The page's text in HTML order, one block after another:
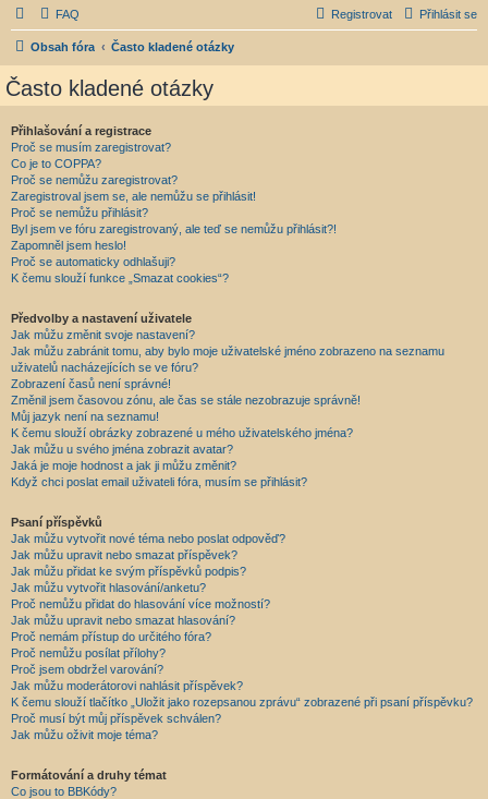
FAQ Přihlásit se
Registrovat
Obsah fóra Často kladené otázky
Často kladené otázky
Přihlašování a registrace
Proč se musím zaregistrovat?
Co je to COPPA?
Proč se nemůžu zaregistrovat?
Zaregistroval jsem se, ale nemůžu se přihlásit!
Proč se nemůžu přihlásit?
Byl jsem ve fóru zaregistrovaný, ale teď se nemůžu přihlásit?!
Zapomněl jsem heslo!
Proč se automaticky odhlašuji?
K čemu slouží funkce „Smazat cookies“?
Předvolby a nastavení uživatele
Jak můžu změnit svoje nastavení?
Jak můžu zabránit tomu, aby bylo moje uživatelské jméno zobrazeno na seznamu
uživatelů nacházejících se ve fóru?
Zobrazení časů není správné!
Změnil jsem časovou zónu, ale čas se stále nezobrazuje správně!
Můj jazyk není na seznamu!
K čemu slouží obrázky zobrazené u mého uživatelského jména?
Jak můžu u svého jména zobrazit avatar?
Jaká je moje hodnost a jak ji můžu změnit?
Když chci poslat email uživateli fóra, musím se přihlásit?
Psaní příspěvků
Jak můžu vytvořit nové téma nebo poslat odpověď?
Jak můžu upravit nebo smazat příspěvek?
Jak můžu přidat ke svým příspěvků podpis?
Jak můžu vytvořit hlasování/anketu?
Proč nemůžu přidat do hlasování více možností?
Jak můžu upravit nebo smazat hlasování?
Proč nemám přístup do určitého fóra?
Proč nemůžu posílat přílohy?
Proč jsem obdržel varování?
Jak můžu moderátorovi nahlásit příspěvek?
K čemu slouží tlačítko „Uložit jako rozepsanou zprávu“ zobrazené při psaní příspěvku?
Proč musí být můj příspěvek schválen?
Jak můžu oživit moje téma?
Formátování a druhy témat
Co jsou to BBKódy?